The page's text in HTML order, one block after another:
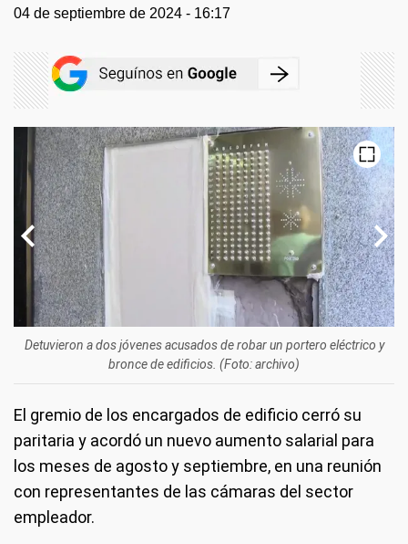
04 de septiembre de 2024 - 16:17
Detuvieron a dos jóvenes acusados de robar un portero eléctrico y
bronce de edificios. (Foto: archivo)
El gremio de los encargados de edificio cerró su
paritaria y acordó un nuevo aumento salarial para
los meses de agosto y septiembre, en una reunión
con representantes de las cámaras del sector
empleador.